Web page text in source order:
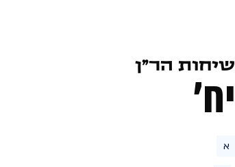
שיחות הר״ן
יח׳
א